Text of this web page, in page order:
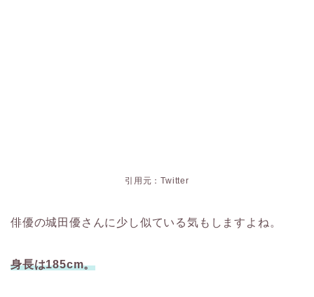
引用元：Twitter
俳優の城田優さんに少し似ている気もしますよね。
身長は185cm。